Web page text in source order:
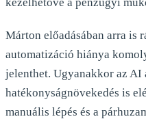
Márton előadásában arra is
automatizáció hiánya
jelenthet. Ugyanakkor az AI
hatékonyságnövekedés is
manuális lépés és a